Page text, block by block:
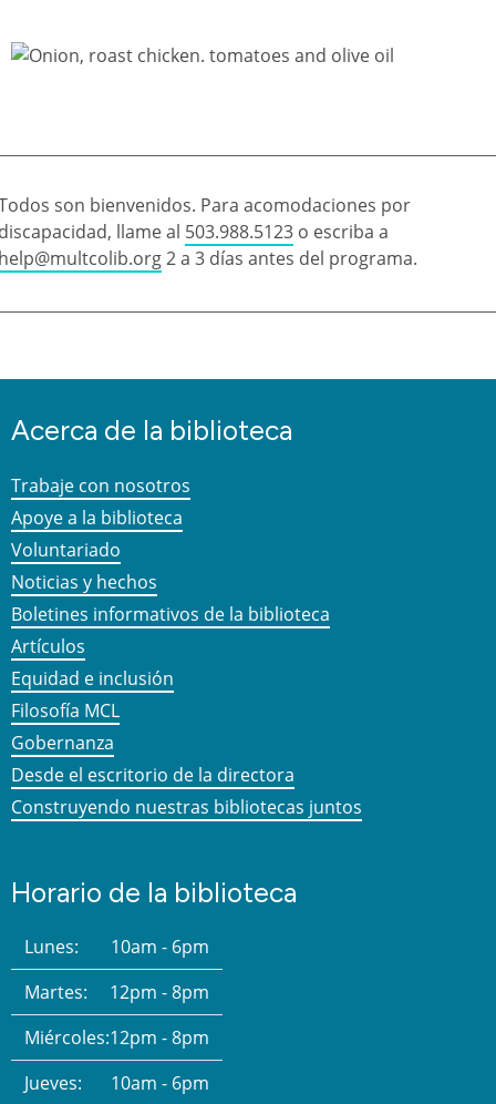
son bienvenidos. Para acomodaciones por
llame al 503.988.5123 o escriba a
2 a 3 días antes del programa.
Acerca de la biblioteca
Trabaje con nosotros
Apoye a la biblioteca
Voluntariado
Noticias y hechos
Boletines informativos de la biblioteca
Artículos
Equidad e inclusión
Filosofía MCL
Gobernanza
Desde el escritorio de la directora
Construyendo nuestras bibliotecas juntos
Horario de la biblioteca
Lunes:
10am - 6pm
Martes:
12pm - 8pm
Miércoles:12pm - 8pm
Jueves:
10am - 6pm